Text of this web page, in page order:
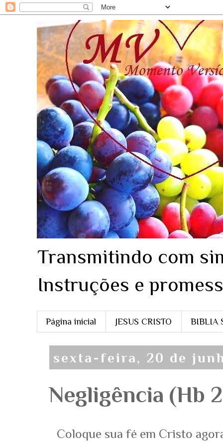
Transmitindo com
Instruções e
Página inicial JESUS CRISTO BIBLIA
sexta-feira, 20 de
Negligência (Hb
Coloque sua fé em Cristo